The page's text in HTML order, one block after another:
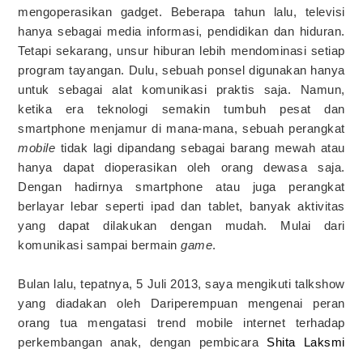
mengoperasikan gadget. Beberapa tahun lalu, televisi
hanya sebagai media informasi, pendidikan dan hiduran.
Tetapi sekarang, unsur hiburan lebih mendominasi setiap
program tayangan. Dulu, sebuah ponsel digunakan hanya
untuk sebagai alat komunikasi praktis saja. Namun,
ketika era teknologi semakin tumbuh pesat dan
smartphone menjamur di mana-mana, sebuah perangkat
mobile tidak lagi dipandang sebagai barang mewah atau
hanya dapat dioperasikan oleh orang dewasa saja.
Dengan hadirnya smartphone atau juga perangkat
berlayar lebar seperti ipad dan tablet, banyak aktivitas
yang dapat dilakukan dengan mudah. Mulai dari
komunikasi sampai bermaingame.
Bulan lalu, tepatnya, 5 Juli 2013, saya mengikuti talkshow
yang diadakan oleh Dariperempuan mengenai peran
orang tua mengatasi trend mobile internet terhadap
perkembangan anak, dengan pembicara Shita Laksmi